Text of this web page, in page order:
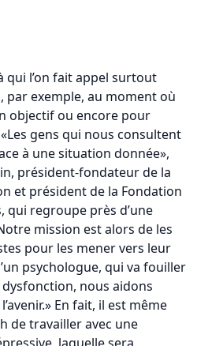
qui l’on fait appel surtout
par exemple, au moment où
objectif ou encore pour
gens qui nous consultent
à une situation donnée»,
président-fondateur de la
et président de la Fondation
qui regroupe près d’une
mission est alors de les
pour les mener vers leur
psychologue, qui va fouiller
nous aidons
En fait, il est même
de travailler avec une